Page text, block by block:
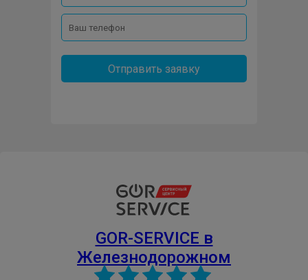
GOR-SERVICE в
Железнодорожном
Отправить заявку